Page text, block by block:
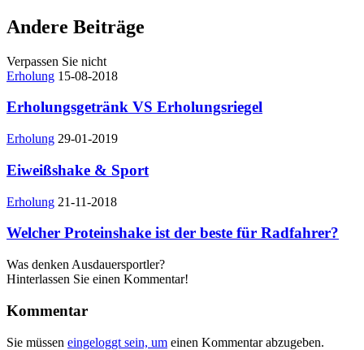
Andere Beiträge
Verpassen Sie nicht
Erholung 15-08-2018
Erholungsgetränk VS Erholungsriegel
Erholung 29-01-2019
Eiweißshake & Sport
Erholung 21-11-2018
Welcher Proteinshake ist der beste für Radfahrer?
Was denken Ausdauersportler?
Hinterlassen Sie einen Kommentar!
Kommentar
Sie müssen eingeloggt sein, um einen Kommentar abzugeben.